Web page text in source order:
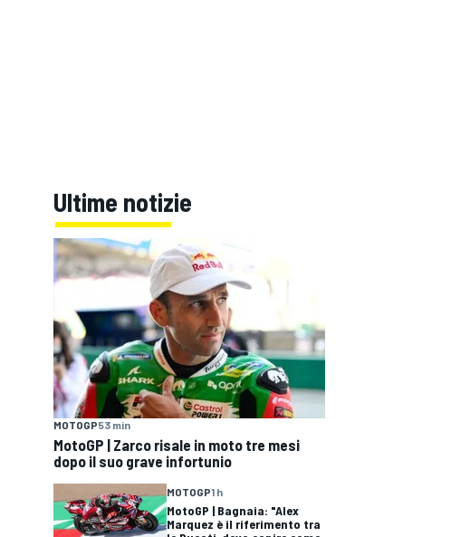
Ultime notizie
MOTOGP53 min
MotoGP | Zarco risale in moto tre mesi
dopo il suo grave infortunio
MOTOGP1 h
MotoGP | Bagnaia: "Alex
Marquez è il riferimento tra